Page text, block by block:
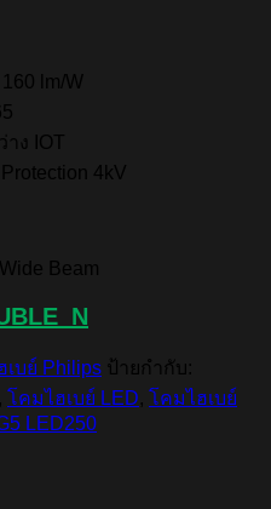
160 lm/W
ง IOT
4kV
Beam
เบย์ Philips ป้ายกำกับ:
, โคมไฮเบย์ LED, โคมไฮเบย์
LED250